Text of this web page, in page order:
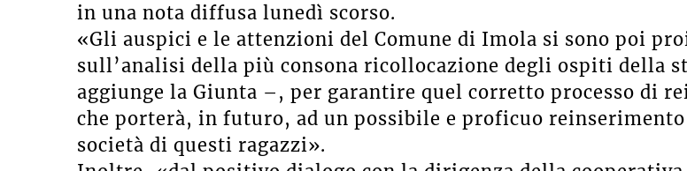
in una nota diffusa lunedì scorso.
«Gli auspici e le attenzioni del Comune di Imola si sono poi
sull’analisi della più consona ricollocazione degli ospiti della
aggiunge la Giunta –, per garantire quel corretto processo di
che porterà, in futuro, ad un possibile e proficuo
società di questi ragazzi».